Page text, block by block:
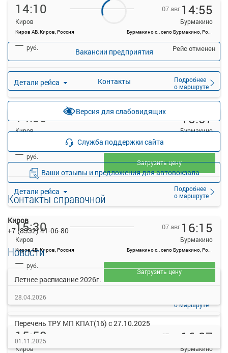
14:10
Киров
Киров АВ, Киров, Россия
07 авг 14:55
Бурмакино
Бурмакино с., село Бурмакино, Россия
Детали рейса
Подробнее
о маршруте
— руб. Рейс отменен
14:30
Киров
Киров АВ, Киров, Россия
15:07
Бурмакино
Детали рейса
Подробнее
о маршруте
— руб.
Загрузить цену
15:30
Киров
Киров АВ, Киров, Россия
07 авг 16:15
Бурмакино
Бурмакино с., село Бурмакино, Россия
Детали рейса
о маршруте
— руб.
Загрузить цену
15:50
Киров
07 авг 16:27
Бурмакино
Вакансии предприятия
Контакты
Версия для слабовидящих
Служба поддержки сайта
Ваши отзывы и предложения для автовокзала
Контакты справочной
Киров
+7 (8332) 41-06-80
Новости
Летнее расписание 2026г.
28.04.2026
Перечень ТРУ МП КПАТ(16) с 27.10.2025
01.11.2025